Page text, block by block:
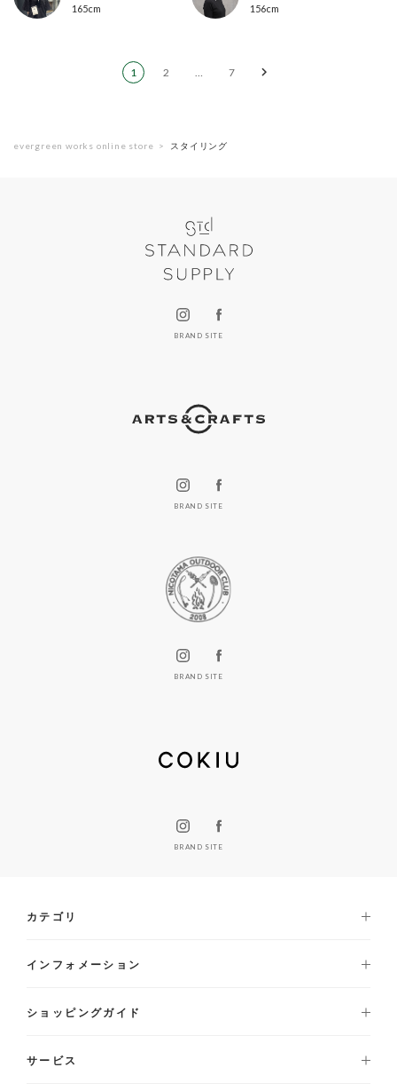
165cm
156cm
1 2 7
evergreen works online store スタイリング
BRAND SITE
BRAND SITE
BRAND SITE
BRAND SITE
カテゴリ
インフォメーション
ショッピングガイド
サービス